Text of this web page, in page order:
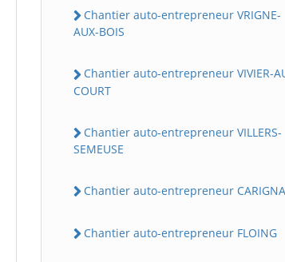
Chantier auto-entrepreneur VRIGNE-
AUX-BOIS
Chantier auto-entrepreneur VIVIER-
COURT
Chantier auto-entrepreneur VILLERS-
SEMEUSE
Chantier auto-entrepreneur
Chantier auto-entrepreneur FLOING